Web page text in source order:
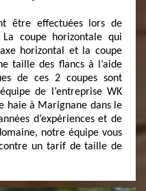
être effectuées lors de
La coupe horizontale qui
horizontal et la coupe
taille des flancs à l’aide
de ces 2 coupes sont
de l’entreprise WK
haie à Marignane dans le
d’expériences et de
notre équipe vous
un tarif de taille de